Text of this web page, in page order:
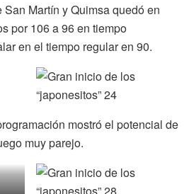
Martín y Quimsa quedó en
por 106 a 96 en tiempo
en el tiempo regular en 90.
mostró el potencial de
muy parejo.